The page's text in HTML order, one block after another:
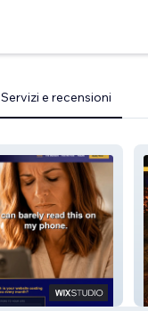
Servizi e recensioni